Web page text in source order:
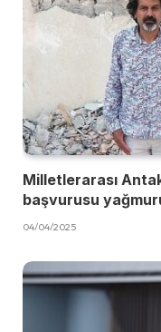
Milletlerarası
başvurusu
04/04/2025